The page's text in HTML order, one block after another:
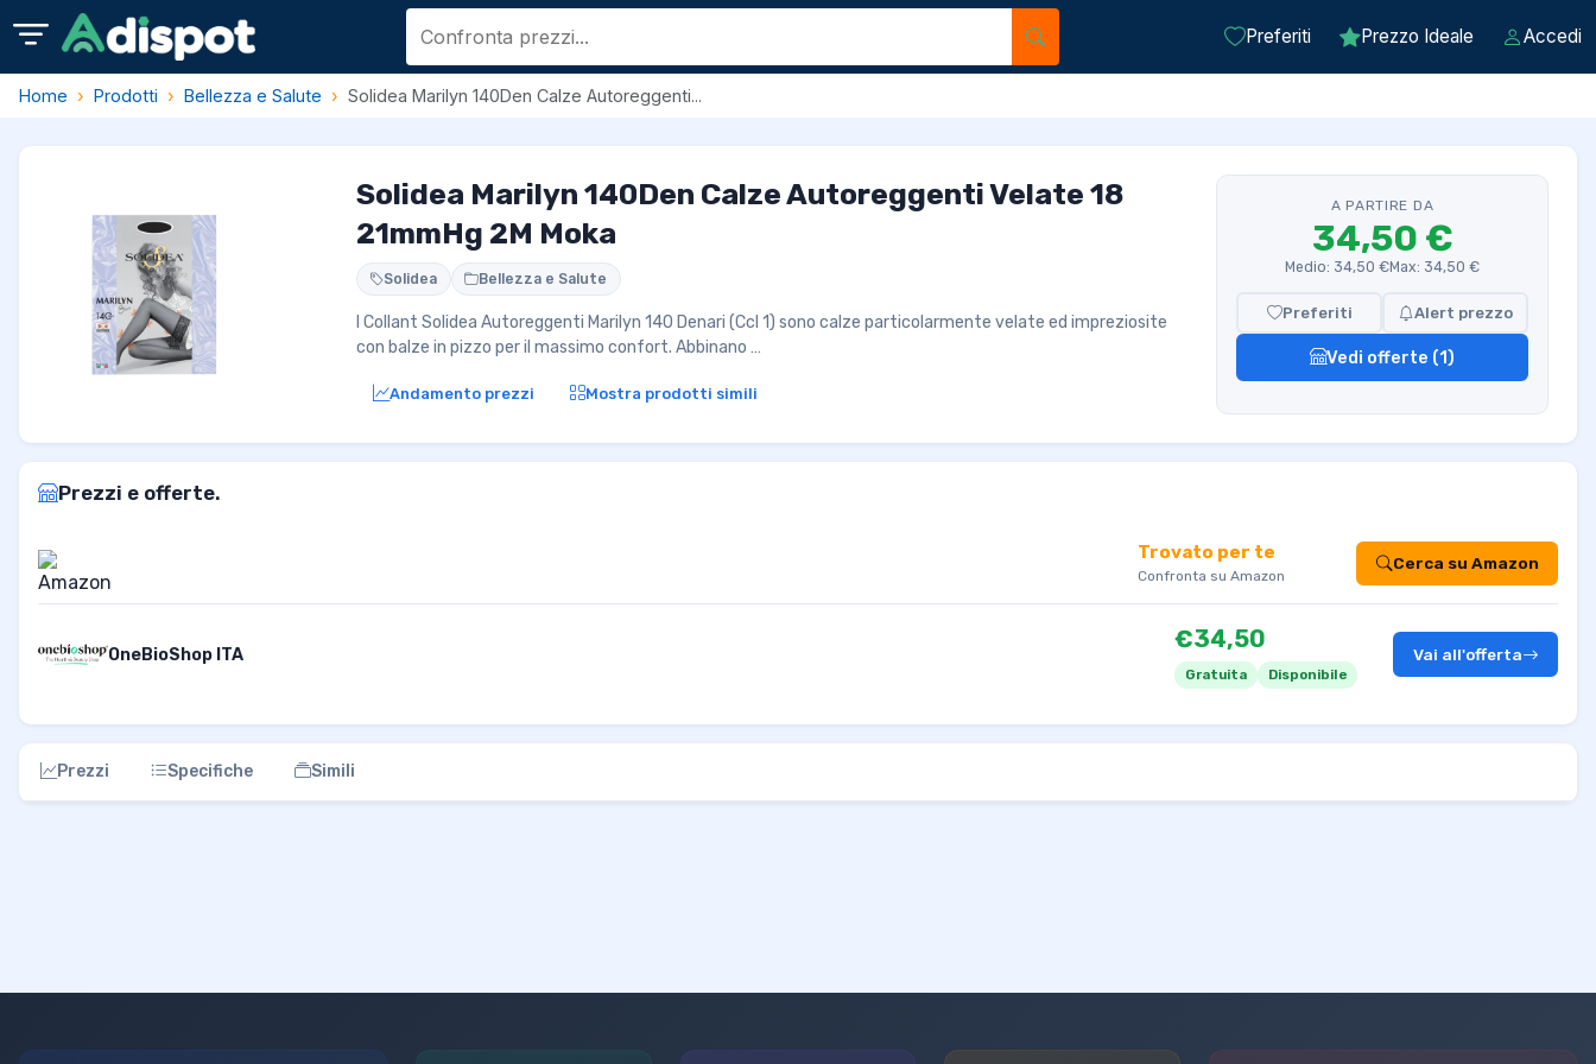
Preferiti Prezzo Ideale Accedi
Home Prodotti Bellezza e Salute Solidea Marilyn 140Den Calze Autoreggenti...
Solidea Marilyn 140Den Calze Autoreggenti Velate 18
21mmHg 2M Moka
Solidea Bellezza e Salute
I Collant Solidea Autoreggenti Marilyn 140 Denari (Ccl 1) sono calze particolarmente velate ed impreziosite
con balze in pizzo per il massimo confort. Abbinano …
Andamento prezzi Mostra prodotti simili
A PARTIRE DA
34,50 €
Medio: 34,50 €Max: 34,50 €
Preferiti Alert prezzo
Vedi offerte (1)
Prezzi e offerte.
Trovato per te
Confronta su Amazon
Cerca su Amazon
OneBioShop ITA
€34,50
Gratuita Disponibile
Vai all'offerta
Prezzi Specifiche Simili